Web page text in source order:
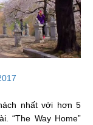
nhất với hơn 5
“The Way Home”